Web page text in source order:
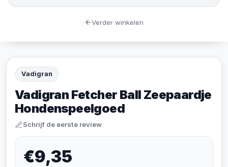
Vadigran
Vadigran Fetcher Ball Zeepaardje
Hondenspeelgoed
Schrijf de eerste review
€9,35
Verder winkelen